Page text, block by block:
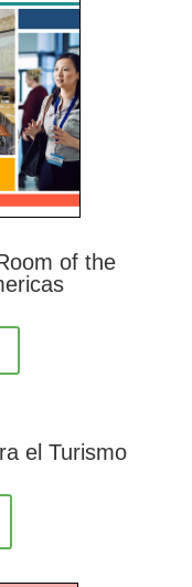
of the
el Turismo